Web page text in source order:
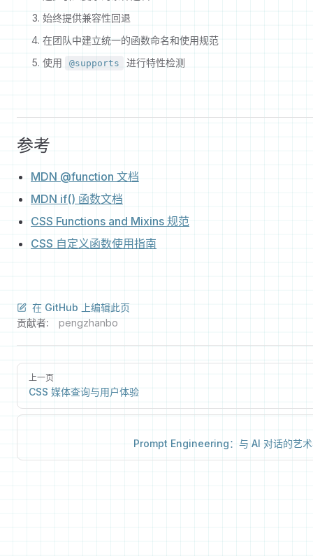
始终提供兼容性回退
在团队中建立统一的函数命名和使用规范
使用
@supports 进行特性检测
参考
MDN @function 文档
MDN if() 函数文档
CSS Functions and Mixins 规范
CSS 自定义函数使用指南
在 GitHub 上编辑此页
贡献者:
pengzhanbo
上一页
CSS 媒体查询与用户体验
Prompt Engineering：与 AI 对话的艺